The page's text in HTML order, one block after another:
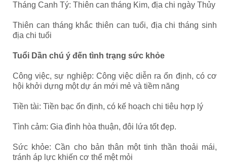
Tháng Canh Tý: Thiên can tháng Kim, địa chi ngày Thủy
Thiên can tháng khắc thiên can tuổi, địa chi tháng sinh
địa chi tuổi
Tuổi Dần chú ý đến tình trạng sức khỏe
Công việc, sự nghiệp: Công việc diễn ra ổn định, có cơ
hội khởi dựng một dự án mới mẻ và tiềm năng
Tiền tài: Tiền bạc ổn định, có kế hoạch chi tiêu hợp lý
Tình cảm: Gia đình hòa thuận, đôi lứa tốt đẹp.
Sức khỏe: Cần cho bản thân một tinh thần thoải mái,
tránh áp lực khiến cơ thể mệt mỏi